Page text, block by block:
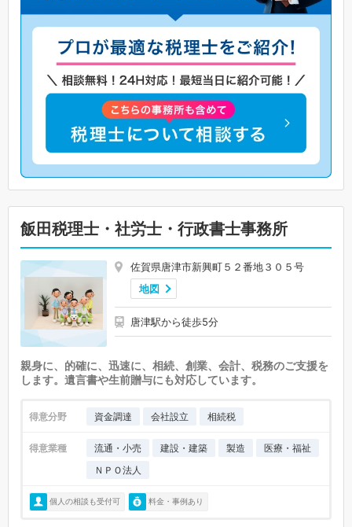
飯田税理士・社労士・行政書士事務所
佐賀県唐津市新興町５２番地３０５号
地図
唐津駅から徒歩5分
親身に、的確に、迅速に、相続、創業、会計、税務のご支援を
します。遺言書や生前贈与にも対応しています。
得意分野 資金調達 会社設立 相続税
得意業種 流通・小売 建設・建築 製造
医療・福祉
ＮＰＯ法人
個人の相談も受付可 料金・事例あり